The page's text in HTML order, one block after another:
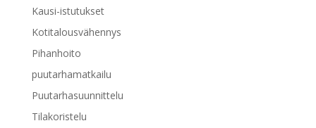
Kausi-istutukset
Kotitalousvähennys
Pihanhoito
puutarhamatkailu
Puutarhasuunnittelu
Tilakoristelu